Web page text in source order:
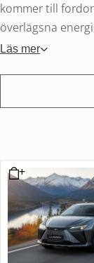
kommer till
överlägsna
Läs mer